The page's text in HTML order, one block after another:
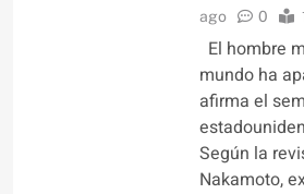
ago
0
El hombre
mundo ha
afirma el
Según la
Nakamoto,